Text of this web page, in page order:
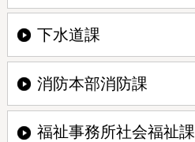
下水道課
消防本部消防課
福祉事務所社会福祉課